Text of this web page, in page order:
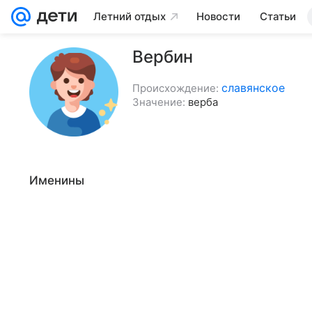
Летний отдых Новости Статьи
Вербин
Происхождение: славянское
Значение: верба
Именины